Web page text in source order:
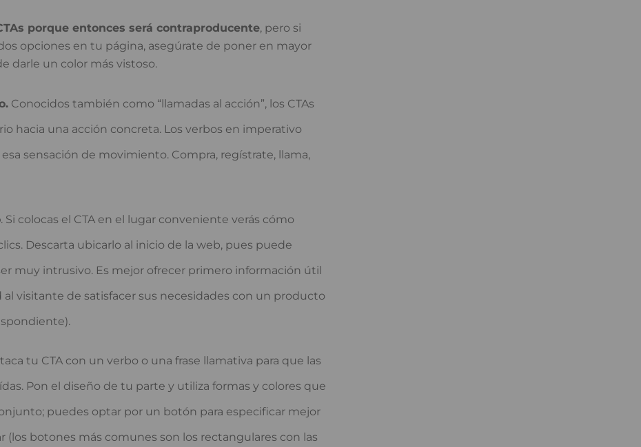
porque entonces será contraproducente, pero si
opciones en tu página, asegúrate de poner en mayor
darle un color más vistoso.
Conocidos también como “llamadas al acción”, los CTAs
hacia una acción concreta. Los verbos en imperativo
sensación de movimiento. Compra, regístrate, llama,
. Si colocas el CTA en el lugar conveniente verás cómo
Descarta ubicarlo al inicio de la web, pues puede
muy intrusivo. Es mejor ofrecer primero información útil
al visitante de satisfacer sus necesidades con un producto
tu CTA con un verbo o una frase llamativa para que las
Pon el diseño de tu parte y utiliza formas y colores que
puedes optar por un botón para especificar mejor
(los botones más comunes son los rectangulares con las